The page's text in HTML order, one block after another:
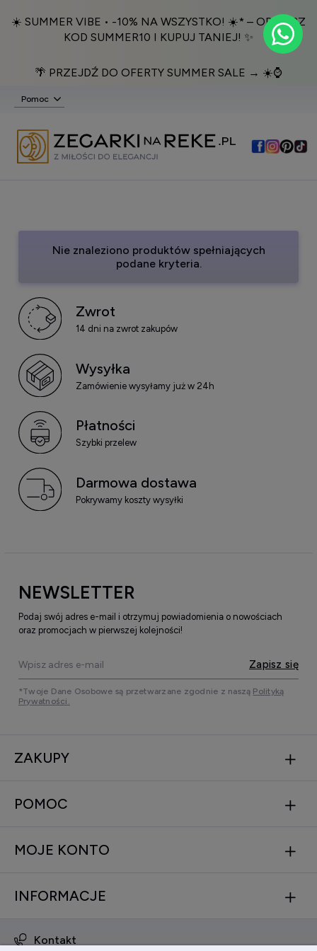
☀️ SUMMER VIBE • -10% NA WSZYSTKO! ☀️* – ODBIERZ
KOD SUMMER10 I KUPUJ TANIEJ! ✨
🌴 PRZEJDŹ DO OFERTY SUMMER SALE → ☀️⌚️
Pomoc
Nie znaleziono produktów spełniających
podane kryteria.
Zwrot
14 dni na zwrot zakupów
Wysyłka
Zamówienie wysyłamy już w 24h
Płatności
Szybki przelew
Darmowa dostawa
Pokrywamy koszty wysyłki
NEWSLETTER
Podaj swój adres e-mail i otrzymuj powiadomienia o nowościach
oraz promocjach w pierwszej kolejności!
Zapisz się
*Twoje Dane Osobowe są przetwarzane zgodnie z naszą Polityką
Prywatności.
ZAKUPY
POMOC
MOJE KONTO
INFORMACJE
Kontakt